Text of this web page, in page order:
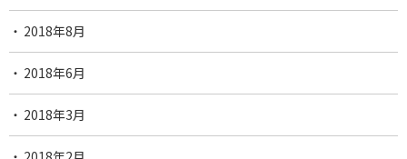
2018年8月
2018年6月
2018年3月